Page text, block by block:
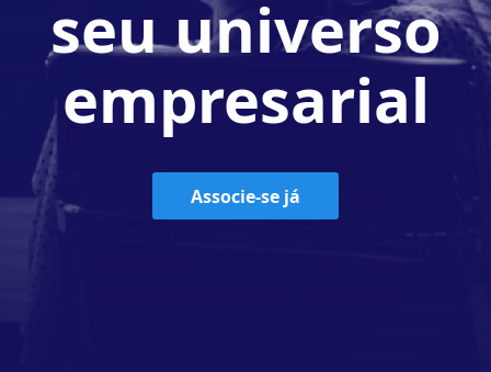
seu universo
empresarial
Associe-se já